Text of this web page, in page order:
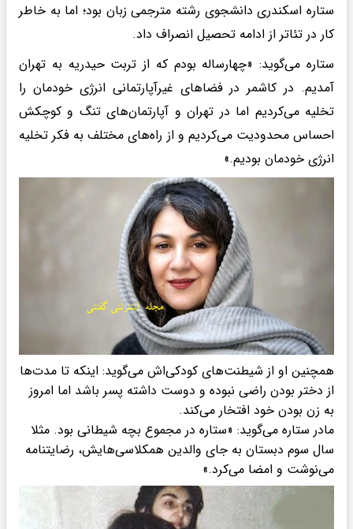
ستاره اسکندری دانشجوی رشته مترجمی زبان بود؛ اما به خاطر
کار در تئاتر از ادامه تحصیل انصراف داد.
ستاره می‌گوید: «چهارساله بودم که از تربت حیدریه به تهران
آمدیم. در کاشمر در فضاهای غیرآپارتمانی انرژی خودمان را
تخلیه می‌کردیم اما در تهران و آپارتمان‌های تنگ و کوچکش
احساس محدودیت می‌کردیم و از راه‌های مختلف به فکر تخلیه
انرژی خودمان بودیم.»
همچنین او از شیطنت‌های کودکی‌اش می‌گوید: اینکه تا مدت‌ها
از دختر بودن راضی نبوده و دوست داشته پسر باشد اما امروز
به زن بودن خود افتخار می‌کند.
مادر ستاره می‌گوید: «ستاره در مجموع بچه شیطانی بود. مثلا
سال سوم دبستان به جای والدین همکلاسی‌هایش، رضایتنامه
می‌نوشت و امضا می‌کرد.»